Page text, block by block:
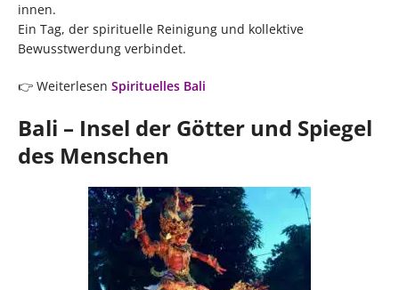
innen.
Ein Tag, der spirituelle Reinigung und kollektive
Bewusstwerdung verbindet.
👉 Weiterlesen Spirituelles Bali
Bali – Insel der Götter und Spiegel
des Menschen